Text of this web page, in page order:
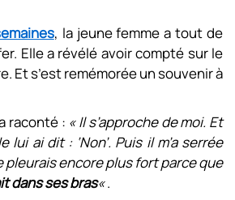
, la jeune femme a tout de
Elle a révélé avoir compté sur le
Et s’est remémorée un souvenir à
raconté : « Il s’approche de moi. Et
lui ai dit : ‘Non’. Puis il m’a serrée
pleurais encore plus fort parce que
dans ses bras«.